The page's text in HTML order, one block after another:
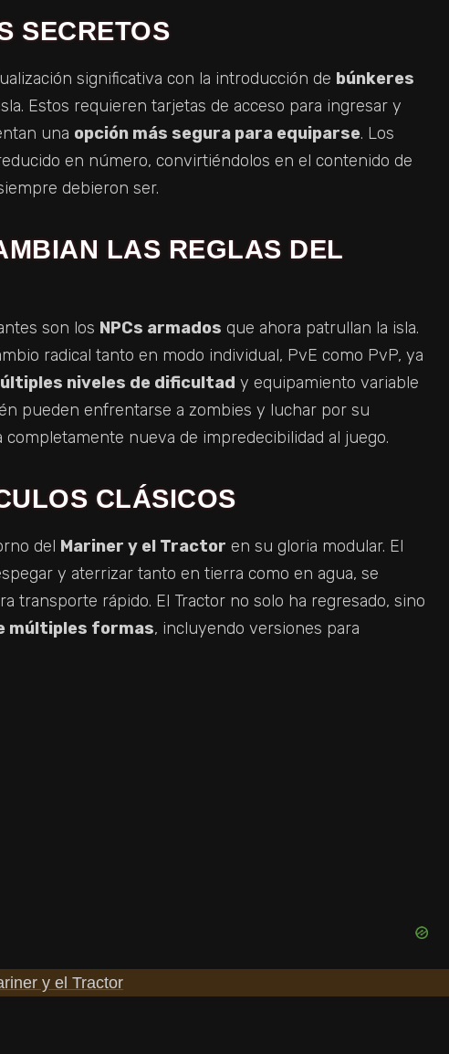
SECRETOS
significativa con la introducción de búnkeres
Estos requieren tarjetas de acceso para ingresar y
una opción más segura para equiparse. Los
en número, convirtiéndolos en el contenido de
debieron ser.
LAS REGLAS DEL
son los NPCs armados que ahora patrullan la isla.
radical tanto en modo individual, PvE como PvP, ya
niveles de dificultad y equipamiento variable
pueden enfrentarse a zombies y luchar por su
nueva de impredecibilidad al juego.
CLÁSICOS
del Mariner y el Tractor en su gloria modular. El
y aterrizar tanto en tierra como en agua, se
transporte rápido. El Tractor no solo ha regresado, sino
múltiples formas, incluyendo versiones para